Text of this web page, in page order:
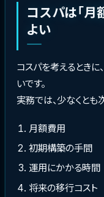
コスパは「月
よい
コスパを考えるとき
いです。
実務では、少なくと
月額費用
初期構築の手間
運用にかかる時間
将来の移行コスト